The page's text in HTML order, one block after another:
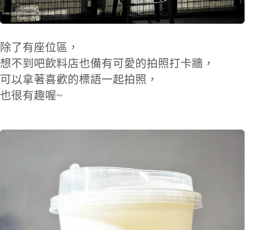
除了有座位區，
想不到吧飲料店也備有可愛的拍照打卡牆，
可以拿著喜歡的標語一起拍照，
也很有趣喔~